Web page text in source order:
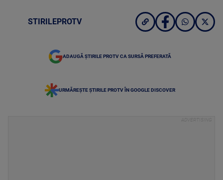
STIRILEPROTV
ADAUGĂ ȘTIRILE PROTV CA SURSĂ PREFERATĂ
URMĂREȘTE ȘTIRILE PROTV ÎN GOOGLE DISCOVER